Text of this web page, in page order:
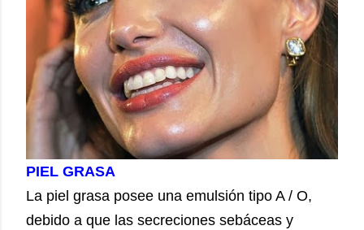
PIEL GRASA
La piel grasa posee una emulsión tipo A / O,
debido a que las secreciones sebáceas y